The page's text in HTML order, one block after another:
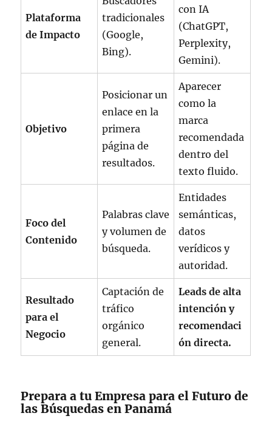
Plataforma
de Impacto
tradicionales
(Google,
Bing).
con IA
(ChatGPT,
Perplexity,
Gemini).
Objetivo
Posicionar un
enlace en la
primera
página de
resultados.
Aparecer
como la
marca
recomendada
dentro del
texto fluido.
Foco del
Contenido
Palabras clave
y volumen de
búsqueda.
Entidades
semánticas,
datos
verídicos y
autoridad.
Resultado
para el
Negocio
Captación de
tráfico
orgánico
general.
Leads de alta
intención y
recomendaci
ón directa.
Prepara a tu Empresa para el Futuro de
las Búsquedas en Panamá